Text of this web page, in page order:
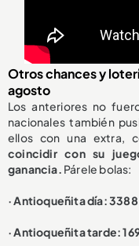
Otros chances y
agosto
Los anteriores no
nacionales también
ellos con una extra,
coincidir con su
ganancia. Párele bolas:
· Antioqueñita día: 3388
· Antioqueñita tarde: